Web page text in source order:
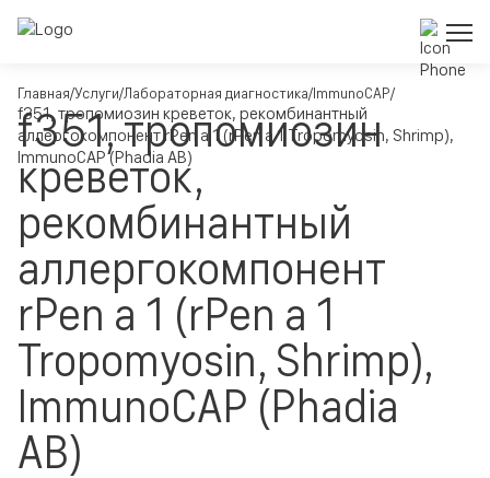
Главная Услуги Лабораторная диагностика ImmunoCAP
f351, тропомиозин креветок, рекомбинантный
аллергокомпонент rPen a 1 (rPen a 1 Tropomyosin, Shrimp),
ImmunoCAP (Phadia AB)
f351, тропомиозин
креветок,
рекомбинантный
аллергокомпонент
rPen a 1 (rPen a 1
Tropomyosin, Shrimp),
ImmunoCAP (Phadia
AB)